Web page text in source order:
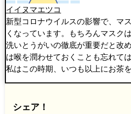
イイヌマエツコ
新型コロナウイルスの影響で、マ
くなっています。もちろんマスク
洗いとうがいの徹底が重要だと改
は喉を潤わせておくことも忘れて
私はこの時期、いつも以上にお茶
シェア！